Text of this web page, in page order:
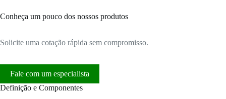
Conheça um pouco dos nossos produtos
Solicite uma cotação rápida sem compromisso.
Fale com um especialista
Definição e Componentes